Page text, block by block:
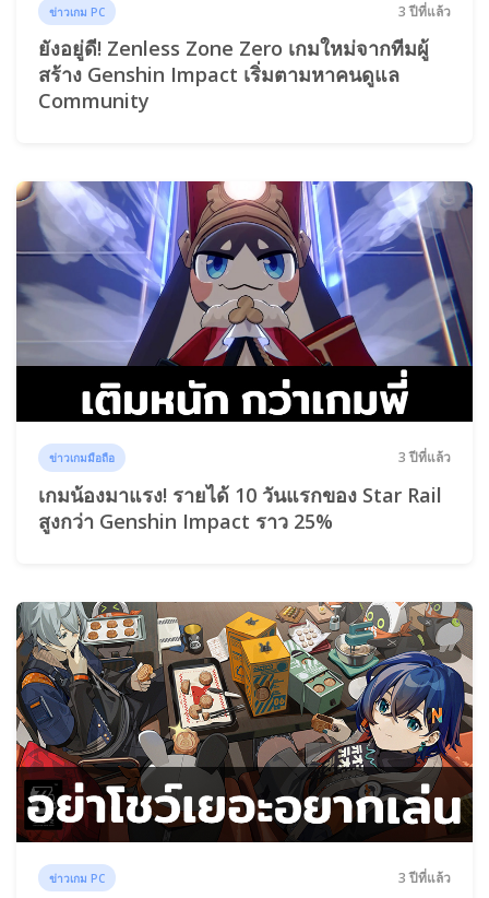
ข่าวเกม PC 3 ปีที่แล้ว
ยังอยู่ดี! Zenless Zone Zero เกมใหม่จากทีมผู้
สร้าง Genshin Impact เริ่มตามหาคนดูแล
Community
ข่าวเกมมือถือ 3 ปีที่แล้ว
เกมน้องมาแรง! รายได้ 10 วันแรกของ Star Rail
สูงกว่า Genshin Impact ราว 25%
ข่าวเกม PC 3 ปีที่แล้ว